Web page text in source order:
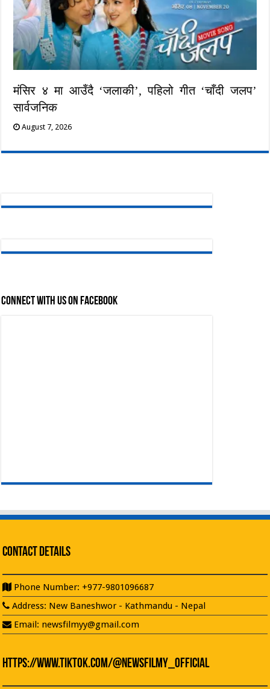
मंसिर ४ मा आउँदै ‘जलाकी’, पहिलो गीत ‘चाँदी जलप’
सार्वजनिक
August 7, 2026
Connect with us on Facebook
Contact Details
Phone Number: +977-9801096687
Address: New Baneshwor - Kathmandu - Nepal
Email: newsfilmyy@gmail.com
https://www.tiktok.com/@newsfilmy_official